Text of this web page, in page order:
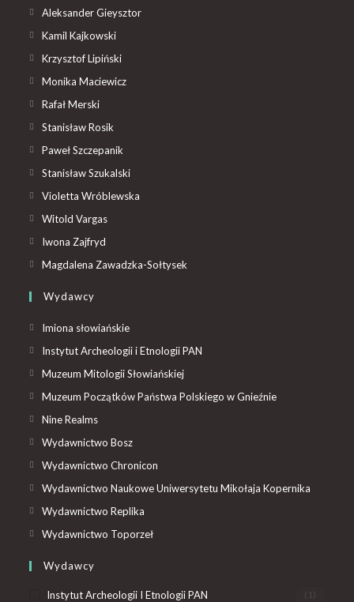
Aleksander Gieysztor
Kamil Kajkowski
Krzysztof Lipiński
Monika Maciewicz
Rafał Merski
Stanisław Rosik
Paweł Szczepanik
Stanisław Szukalski
Violetta Wróblewska
Witold Vargas
Iwona Zajfryd
Magdalena Zawadzka-Sołtysek
Wydawcy
Imiona słowiańskie
Instytut Archeologii i Etnologii PAN
Muzeum Mitologii Słowiańskiej
Muzeum Początków Państwa Polskiego w Gnieźnie
Nine Realms
Wydawnictwo Bosz
Wydawnictwo Chronicon
Wydawnictwo Naukowe Uniwersytetu Mikołaja Kopernika
Wydawnictwo Replika
Wydawnictwo Toporzeł
Wydawcy
Instytut Archeologii I Etnologii PAN (1)